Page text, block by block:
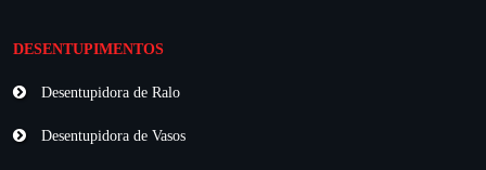
DESENTUPIMENTOS
Desentupidora de Ralo
Desentupidora de Vasos